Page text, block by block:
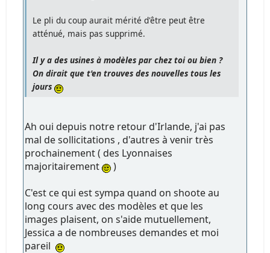
Le pli du coup aurait mérité d'être peut être
atténué, mais pas supprimé.
Il y a des usines à modèles par chez toi ou bien ?
On dirait que t'en trouves des nouvelles tous les
jours
Ah oui depuis notre retour d'Irlande, j'ai pas
mal de sollicitations , d'autres à venir très
prochainement ( des Lyonnaises
majoritairement
)
C'est ce qui est sympa quand on shoote au
long cours avec des modèles et que les
images plaisent, on s'aide mutuellement,
Jessica a de nombreuses demandes et moi
pareil